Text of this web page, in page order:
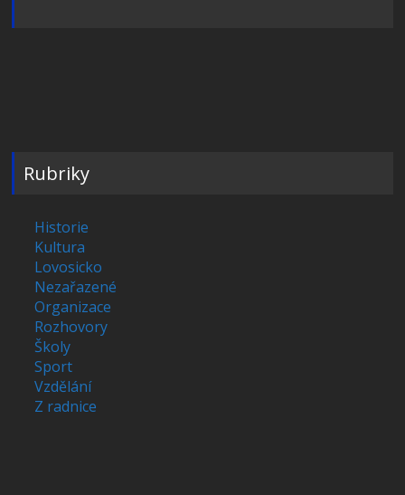
Rubriky
Historie
Kultura
Lovosicko
Nezařazené
Organizace
Rozhovory
Školy
Sport
Vzdělání
Z radnice